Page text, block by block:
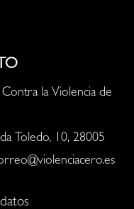
la Violencia de
Toledo, 10, 28005